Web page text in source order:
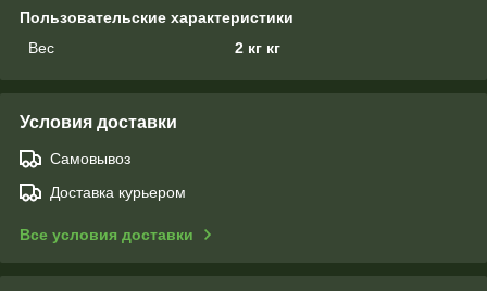
Пользовательские характеристики
Вес
2 кг кг
Условия доставки
Самовывоз
Доставка курьером
Все условия доставки